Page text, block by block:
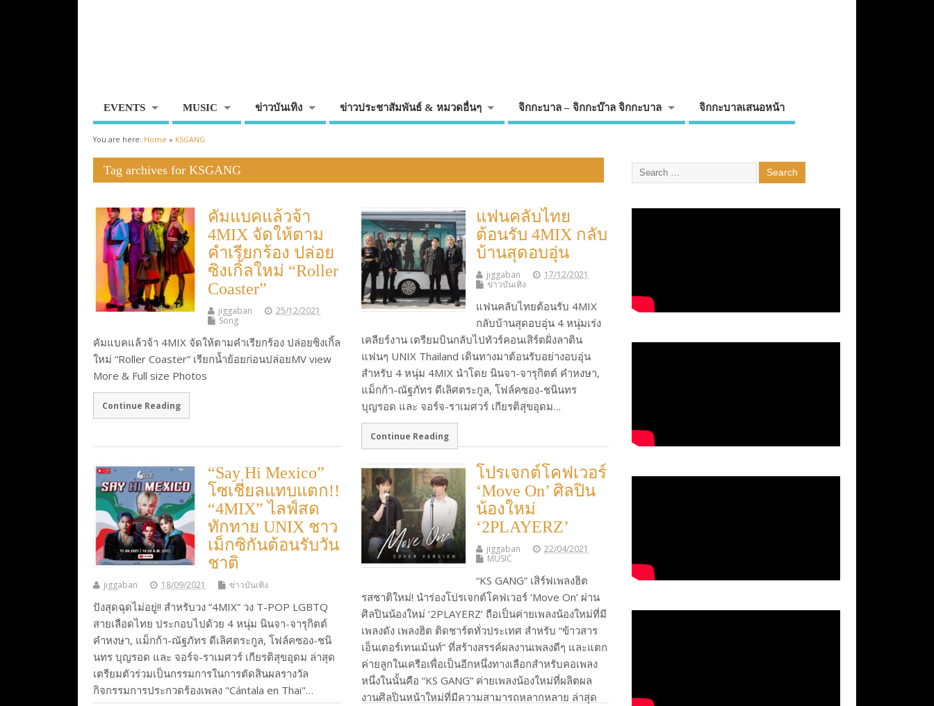
EVENTS MUSIC ข่าวบันเทิง ข่าวประชาสัมพันธ์ & หมวดอื่นๆ จิกกะบาล – จิกกะบ๊าล จิกกะบาล จิกกะบาลเสนอหน้า
You are here: Home » KSGANG
Tag archives for KSGANG
คัมแบคแล้วจ้า
4MIX จัดให้ตาม
คำเรียกร้อง ปล่อย
ซิงเกิ้ลใหม่ “Roller
Coaster”
jiggaban
25/12/2021
Song
คัมแบคแล้วจ้า 4MIX จัดให้ตามคำเรียกร้อง ปล่อยซิงเกิ้ล
ใหม่ “Roller Coaster” เรียกน้ำย้อยก่อนปล่อยMV view
More & Full size Photos
Continue Reading
แฟนคลับไทย
ต้อนรับ 4MIX กลับ
บ้านสุดอบอุ่น
jiggaban
17/12/2021
ข่าวบันเทิง
แฟนคลับไทยต้อนรับ 4MIX
กลับบ้านสุดอบอุ่น 4 หนุ่มเร่ง
เคลียร์งาน เตรียมบินกลับไปทัวร์คอนเสิร์ตฝั่งลาติน
แฟนๆ UNIX Thailand เดินทางมาต้อนรับอย่างอบอุ่น
สำหรับ 4 หนุ่ม 4MIX นำโดย นินจา-จารุกิตต์ คำหงษา,
แม็กก้า-ณัฐภัทร ดีเลิศตระกูล, โฟล์คซอง-ชนินทร
บุญรอด และ จอร์จ-ราเมศวร์ เกียรติสุขอุดม…
Continue Reading
“Say Hi Mexico”
โซเชี่ยลแทบแตก!!
“4MIX” ไลฟ์สด
ทักทาย UNIX ชาว
เม็กซิกันต้อนรับวัน
ชาติ
jiggaban 18/09/2021 ข่าวบันเทิง
ปังสุดฉุดไม่อยู่!! สำหรับวง “4MIX” วง T-POP LGBTQ
สายเลือดไทย ประกอบไปด้วย 4 หนุ่ม นินจา-จารุกิตต์
คำหงษา, แม็กก้า-ณัฐภัทร ดีเลิศตระกูล, โฟล์คซอง-ชนิ
นทร บุญรอด และ จอร์จ-ราเมศวร์ เกียรติสุขอุดม ล่าสุด
เตรียมตัวร่วมเป็นกรรมการในการตัดสินผลรางวัล
กิจกรรมการประกวดร้องเพลง "Cántala en Thai"…
โปรเจกต์โคฟเวอร์
‘Move On’ ศิลปิน
น้องใหม่
‘2PLAYERZ’
jiggaban
22/04/2021
MUSIC
“KS GANG” เสิร์ฟเพลงฮิต
รสชาติใหม่! นำร่องโปรเจกต์โคฟเวอร์ ‘Move On’ ผ่าน
ศิลปินน้องใหม่ ‘2PLAYERZ’ ถือเป็นค่ายเพลงน้องใหม่ที่มี
เพลงดัง เพลงฮิต ติดชาร์ตทั่วประเทศ สำหรับ “ข้าวสาร
เอ็นเตอร์เทนเม้นท์” ที่สร้างสรรค์ผลงานเพลงดีๆ และแตก
ค่ายลูกในเครือเพื่อเป็นอีกหนึ่งทางเลือกสำหรับคอเพลง
หนึ่งในนั้นคือ “KS GANG” ค่ายเพลงน้องใหม่ที่ผลิตผล
งานศิลปินหน้าใหม่ที่มีความสามารถหลากหลาย ล่าสุด